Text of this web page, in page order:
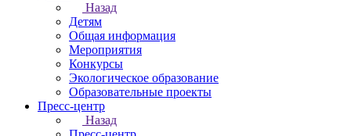
Назад
Детям
Общая информация
Мероприятия
Конкурсы
Экологическое образование
Образовательные проекты
Пресс-центр
Назад